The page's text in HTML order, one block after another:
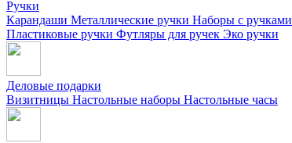
Ручки
Карандаши Металлические ручки Наборы с ручками
Пластиковые ручки Футляры для ручек Эко ручки
Деловые подарки
Визитницы Настольные наборы Настольные часы